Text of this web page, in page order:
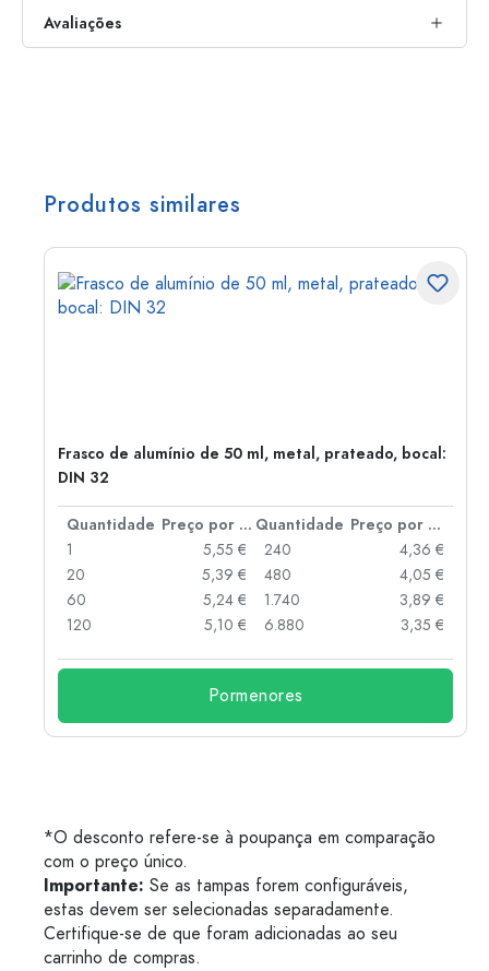
Avaliações
Produtos similares
Frasco de alumínio de 50 ml, metal, prateado, bocal:
DIN 32
Quantidade Preço por peça Quantidade
Preço por peça
1
5,55 €
20
5,39 €
60
5,24 €
120
5,10 €
240
4,36 €
480
4,05 €
1.740
3,89 €
6.880
3,35 €
Pormenores
*O desconto refere-se à poupança em comparação
com o preço único.
Importante: Se as tampas forem configuráveis,
estas devem ser selecionadas separadamente.
Certifique-se de que foram adicionadas ao seu
carrinho de compras.